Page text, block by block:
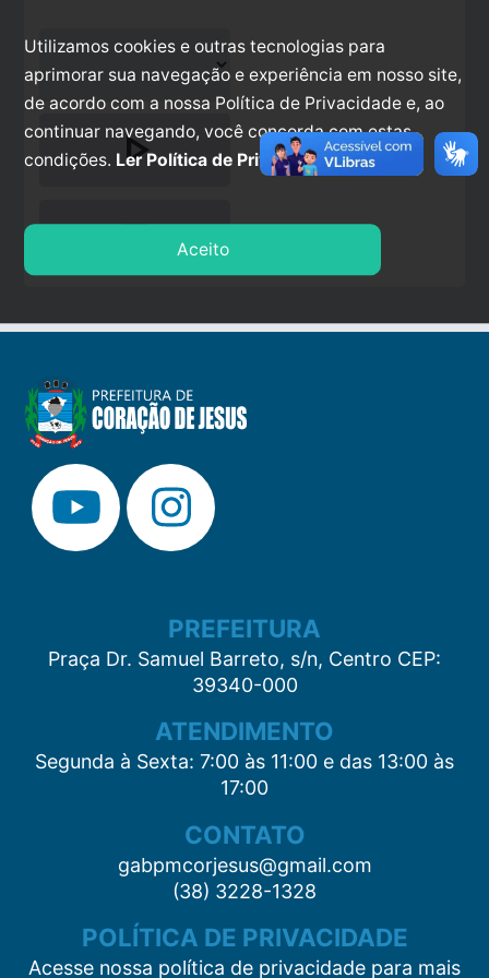
play_arrow
stop
PREFEITURA
Praça Dr. Samuel Barreto, s/n, Centro CEP:
39340-000
ATENDIMENTO
Segunda à Sexta: 7:00 às 11:00 e das 13:00 às
17:00
CONTATO
gabpmcorjesus@gmail.com
(38) 3228-1328
POLÍTICA DE PRIVACIDADE
Acesse nossa política de privacidade para mais
Utilizamos cookies e outras tecnologias para
aprimorar sua navegação e experiência em nosso site,
de acordo com a nossa Política de Privacidade e, ao
continuar navegando, você concorda com estas
condições. Ler Política de Privacidade.
Aceito